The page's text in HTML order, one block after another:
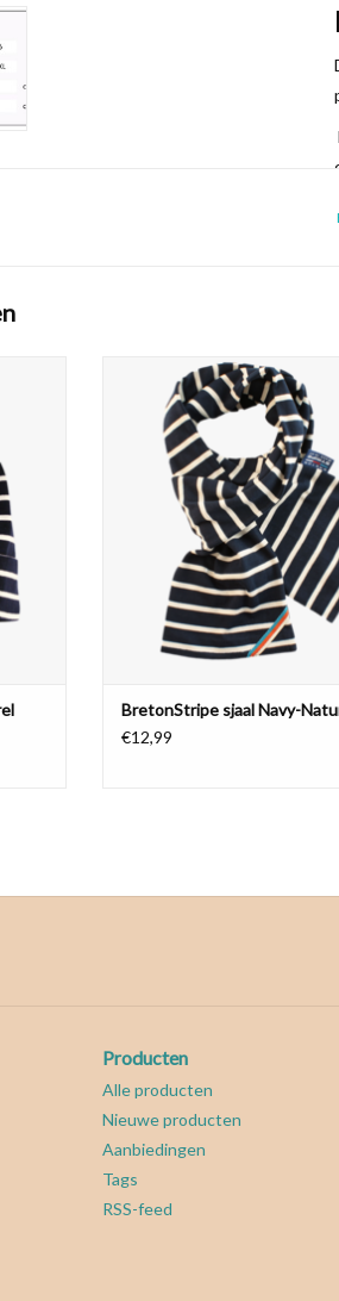
je
De echte Bretonse sjaal, in
kleurcombinaties. Van 100%
eerlijk geproduceerd. De
maritieme streep in diverse
favoriet!
TOEVOEGEN AAN
BretonStripe sjaal Navy-
€12,99
Producten
Alle producten
Nieuwe producten
Aanbiedingen
Tags
RSS-feed